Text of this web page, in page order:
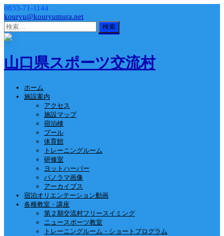
0833-71-1144
kouryu@kouryumura.net
検
索:
山口県スポーツ交流村
ホーム
施設案内
アクセス
施設マップ
宿泊棟
プール
体育館
トレーニングルーム
研修室
ヨットハーバー
パノラマ画像
アーカイブス
宿泊オリエンテーション動画
各種教室・講座
第２期交流村フリースイミング
ニュースポーツ教室
トレーニングルーム・ショートプログラム